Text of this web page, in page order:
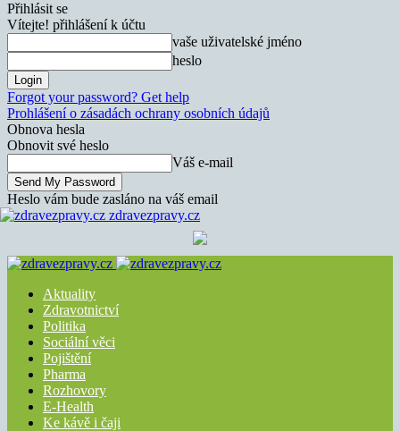
Přihlásit se
Vítejte! přihlášení k účtu
vaše uživatelské jméno
heslo
Forgot your password? Get help
Prohlášení o zásadách ochrany osobních údajů
Obnova hesla
Obnovit své heslo
Váš e-mail
Heslo vám bude zasláno na váš email
zdravezpravy.cz
Aktuality
Zdravotnictví
Politika
Sociální věci
Pojištění
Pharma
Rozhovory
E-Health
Ke kávě i čaji